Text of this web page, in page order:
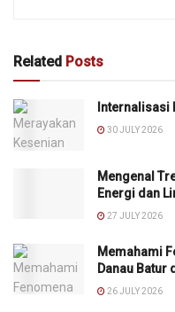
Related Posts
Internalisasi
30 JULY 2026
Mengenal
Energi dan
27 JULY 2026
Memahami
Danau Batur
26 JULY 2026